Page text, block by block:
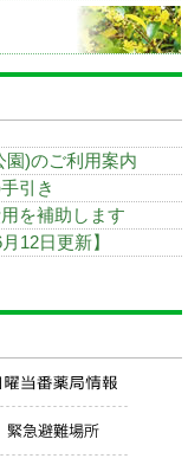
園)のご利用案内
引き
を補助します
12日更新】